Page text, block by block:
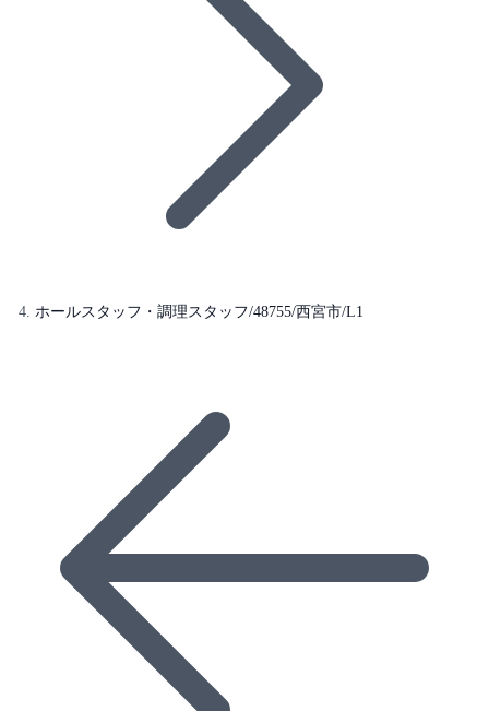
ホールスタッフ・調理スタッフ/48755/西宮市/L1